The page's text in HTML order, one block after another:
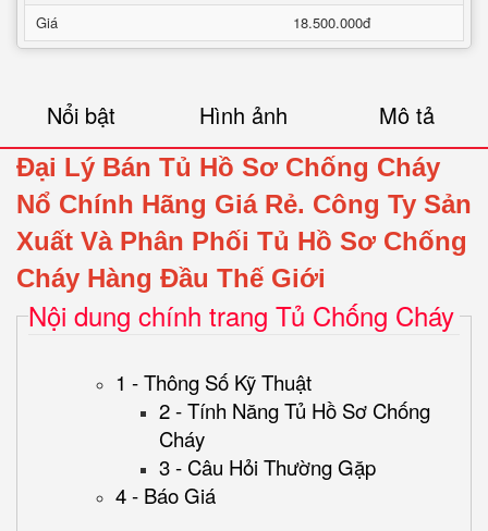
Giá
18.500.000đ
Nổi bật Hình ảnh Mô tả
Đại Lý Bán Tủ Hồ Sơ Chống Cháy
Nổ Chính Hãng Giá Rẻ. Công Ty Sản
Xuất Và Phân Phối Tủ Hồ Sơ Chống
Cháy Hàng Đầu Thế Giới
Nội dung chính trang Tủ Chống Cháy
1 - Thông Số Kỹ Thuật
2 - Tính Năng Tủ Hồ Sơ Chống
Cháy
3 - Câu Hỏi Thường Gặp
4 - Báo Giá